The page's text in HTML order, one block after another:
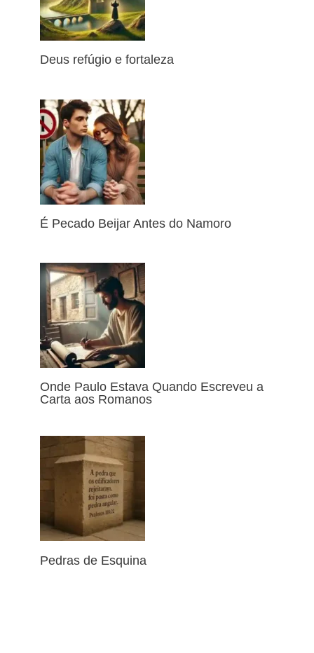
Deus refúgio e fortaleza
É Pecado Beijar Antes do Namoro
Onde Paulo Estava Quando Escreveu a
Carta aos Romanos
Pedras de Esquina